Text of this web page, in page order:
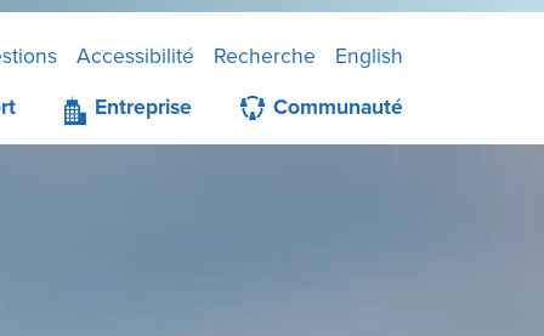
Entreprise Communauté
Accessibilité Recherche English